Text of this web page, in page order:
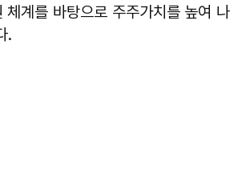
체계를 바탕으로 주주가치를 높여 나
.